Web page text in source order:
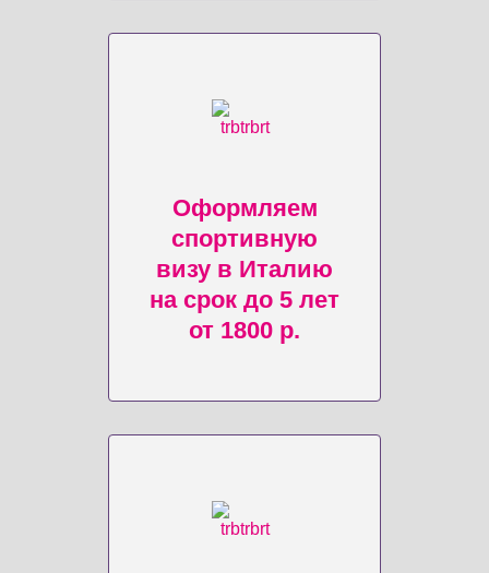
Оформляем
спортивную
визу в Италию
на срок до 5 лет
от 1800 р.